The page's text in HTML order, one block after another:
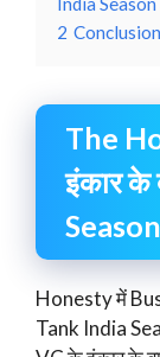
2 Conclusion
The
इंकार के
Honesty में
Tank India